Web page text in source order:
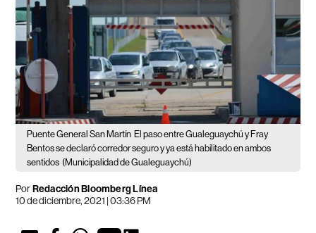
Puente General San Martín El paso entre Gualeguaychú y Fray
Bentos se declaró corredor seguro y ya está habilitado en ambos
sentidos (Municipalidad de Gualeguaychú)
PorRedacción Bloomberg Línea
10 de diciembre, 2021 | 03:36 PM